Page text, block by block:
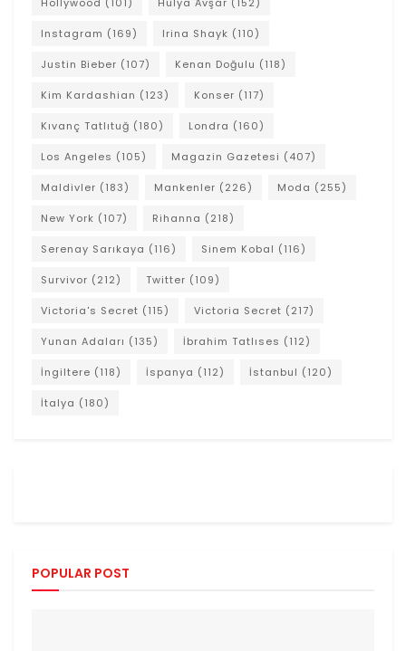
Hollywood (101) Hülya Avşar (152)
Instagram (169) Irina Shayk (110)
Justin Bieber (107) Kenan Doğulu (118)
Kim Kardashian (123) Konser (117)
Kıvanç Tatlıtuğ (180) Londra (160)
Los Angeles (105) Magazin Gazetesi (407)
Maldivler (183) Mankenler (226) Moda (255)
New York (107) Rihanna (218)
Serenay Sarıkaya (116) Sinem Kobal (116)
Survivor (212) Twitter (109)
Victoria's Secret (115) Victoria Secret (217)
Yunan Adaları (135) İbrahim Tatlıses (112)
İngiltere (118) İspanya (112) İstanbul (120)
İtalya (180)
POPULAR POST